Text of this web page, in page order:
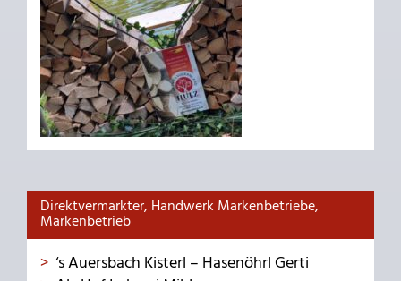
Direktvermarkter, Handwerk Markenbetriebe,
Markenbetrieb
‘s Auersbach Kisterl – Hasenöhrl Gerti